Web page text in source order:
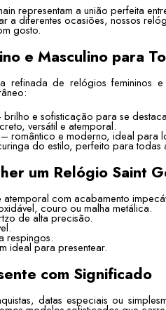
representam a união perfeita
a diferentes ocasiões, nossos
gosto.
e Masculino para
refinada de relógios femininos
e sofisticação para se
versátil e atemporal.
romântico e moderno, ideal para
do estilo, perfeito para todas
um Relógio Saint
atemporal com acabamento
couro ou malha metálica.
de alta precisão.
respingos.
ideal para presentear.
com Significado
datas especiais ou